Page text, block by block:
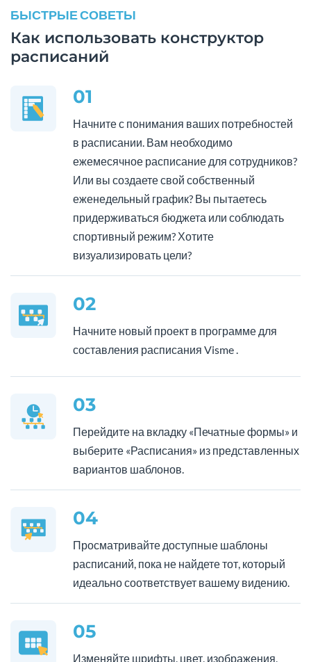
БЫСТРЫЕ СОВЕТЫ
Как использовать конструктор
расписаний
01
Начните с понимания ваших потребностей
в расписании. Вам необходимо
ежемесячное расписание для сотрудников?
Или вы создаете свой собственный
еженедельный график? Вы пытаетесь
придерживаться бюджета или соблюдать
спортивный режим? Хотите
визуализировать цели?
02
Начните новый проект в программе для
составления расписания Visme .
03
Перейдите на вкладку «Печатные формы» и
выберите «Расписания» из представленных
вариантов шаблонов.
04
Просматривайте доступные шаблоны
расписаний, пока не найдете тот, который
идеально соответствует вашему видению.
05
Изменяйте шрифты, цвет, изображения,